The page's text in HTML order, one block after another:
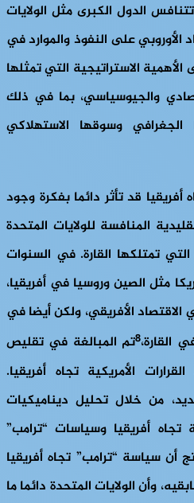
الدول الكبرى مثل الولايات
الأوروبي على النفوذ والموارد في
الاستراتيجية التي تمثلها
والجيوسياسي، بما في ذلك
الجغرافي وسوقها الاستهلاكي
أفريقيا قد تأثر دائما بفكرة وجود
المنافسة للولايات المتحدة
التي تمتلكها القارة. في السنوات
مثل الصين وروسيا في أفريقيا،
الأفريقي، ولكن أيضا في
القارة،8تم المبالغة في تقليص
الأمريكية تجاه أفريقيا.
من خلال تحليل ديناميكيات
تجاه أفريقيا وسياسات “ترامب”
أن سياسة “ترامب” تجاه أفريقيا
وأن الولايات المتحدة دائما ما